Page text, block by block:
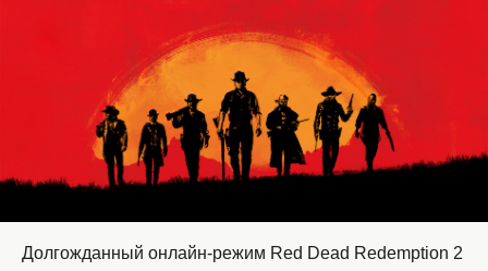
Долгожданный онлайн-режим Red Dead Redemption 2